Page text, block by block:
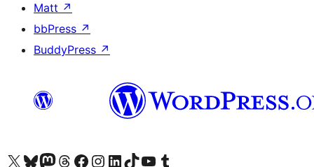
Matt ↗
bbPress ↗
BuddyPress ↗
X (eski Twitter) hesabımıza bakın
Bluesky hesabımızı ziyaret edinMastodon hesabımızı ziyaret edinThreads hesabımızı ziyaret edinFacebook sayfamızı ziyaret edinInstagram hesabımızı ziyaret edinLinkedIn hesabımızı ziyaret edinTikTok hesabımızı ziyaret edinYouTube kanalımızı ziyaret edinTumblr hesabımızı ziyaret edin